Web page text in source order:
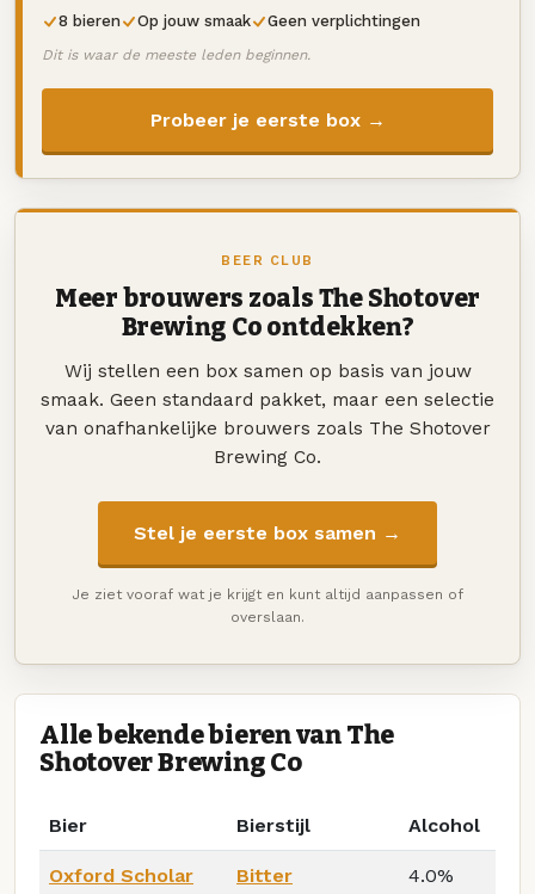
8 bieren Op jouw smaak Geen verplichtingen
Dit is waar de meeste leden beginnen.
Probeer je eerste box →
BEER CLUB
Meer brouwers zoals The Shotover
Brewing Co ontdekken?
Wij stellen een box samen op basis van jouw
smaak. Geen standaard pakket, maar een selectie
van onafhankelijke brouwers zoals The Shotover
Brewing Co.
Stel je eerste box samen →
Je ziet vooraf wat je krijgt en kunt altijd aanpassen of
overslaan.
Alle bekende bieren van The
Shotover Brewing Co
Bier Bierstijl Alcohol
Oxford Scholar Bitter 4.0%